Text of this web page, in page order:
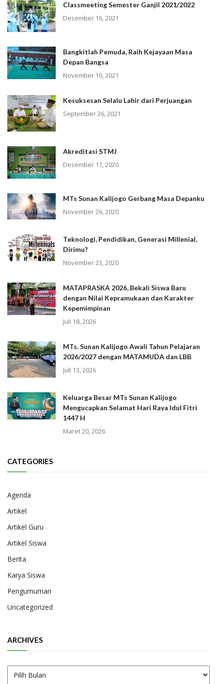
Classmeeting Semester Ganjil 2021/2022
Desember 16, 2021
Bangkitlah Pemuda, Raih Kejayaan Masa
Depan Bangsa
November 10, 2021
Kesuksesan Selalu Lahir dari Perjuangan
September 26, 2021
Akreditasi STMJ
Desember 17, 2020
MTs Sunan Kalijogo Gerbang Masa Depanku
November 26, 2020
Teknologi, Pendidikan, Generasi Millenial,
Dirimu?
November 23, 2020
MATAPRASKA 2026, Bekali Siswa Baru
dengan Nilai Kepramukaan dan Karakter
Kepemimpinan
Juli 18, 2026
MTs. Sunan Kalijogo Awali Tahun Pelajaran
2026/2027 dengan MATAMUDA dan LBB
Juli 13, 2026
Keluarga Besar MTs Sunan Kalijogo
Mengucapkan Selamat Hari Raya Idul Fitri
1447 H
Maret 20, 2026
CATEGORIES
Agenda
Artikel
Artikel Guru
Artikel Siswa
Berita
Karya Siswa
Pengumuman
Uncategorized
ARCHIVES